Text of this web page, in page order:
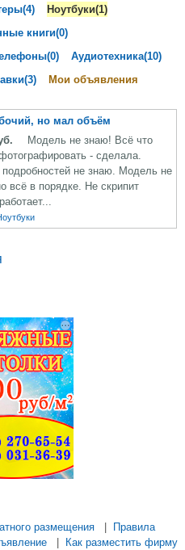
Ноутбуки(1)
книги(0)
Аудиотехника(10)
Мои объявления
но мал объём
Модель не знаю! Всё что
- сделала.
не знаю. Модель не
всё в порядке. Не скрипит
размещения
Правила
Как разместить фирму